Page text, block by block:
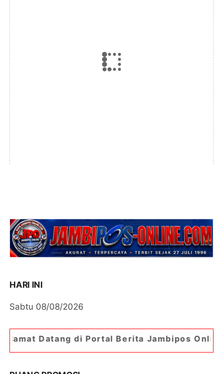
HARI INI
Sabtu 08/08/2026
Portal Berita Jambipos Online. Portal Berita